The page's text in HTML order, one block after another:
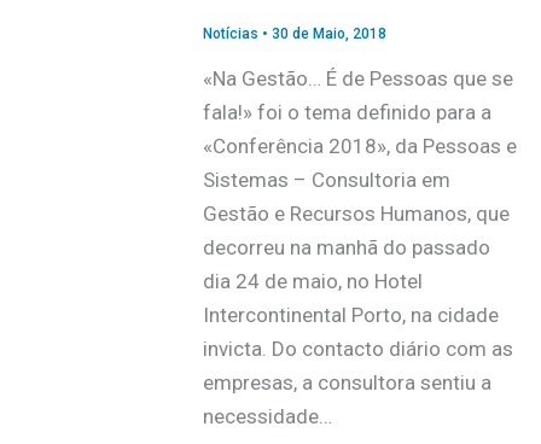
Notícias • 30 de Maio, 2018
«Na Gestão… É de Pessoas que se
fala!» foi o tema definido para a
«Conferência 2018», da Pessoas e
Sistemas – Consultoria em
Gestão e Recursos Humanos, que
decorreu na manhã do passado
dia 24 de maio, no Hotel
Intercontinental Porto, na cidade
invicta. Do contacto diário com as
empresas, a consultora sentiu a
necessidade…